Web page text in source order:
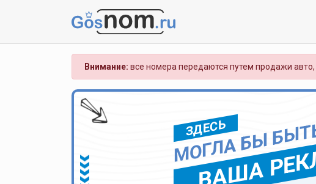
Внимание: все номера передаются путем продажи
ЗДЕСЬ
МОГЛА БЫ
ВАША